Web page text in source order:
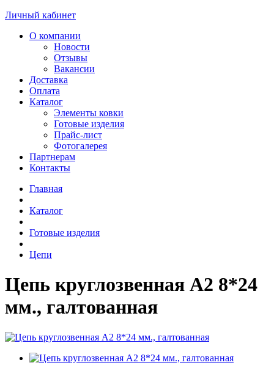
Личный кабинет
О компании
Новости
Отзывы
Вакансии
Доставка
Оплата
Каталог
Элементы ковки
Готовые изделия
Прайс-лист
Фотогалерея
Партнерам
Контакты
Главная
Каталог
Готовые изделия
Цепи
Цепь круглозвенная А2 8*24
мм., галтованная